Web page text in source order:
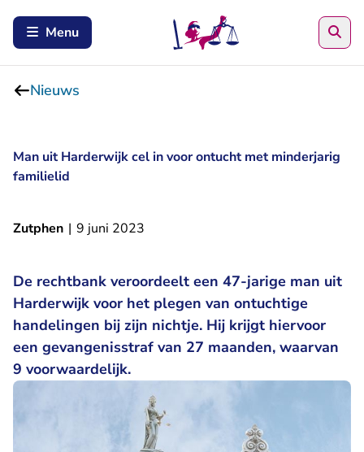
Menu
Nieuws
Man uit Harderwijk cel in voor ontucht met minderjarig
familielid
Zutphen | 9 juni 2023
De rechtbank veroordeelt een 47-jarige man uit
Harderwijk voor het plegen van ontuchtige
handelingen bij zijn nichtje. Hij krijgt hiervoor
een gevangenisstraf van 27 maanden, waarvan
9 voorwaardelijk.